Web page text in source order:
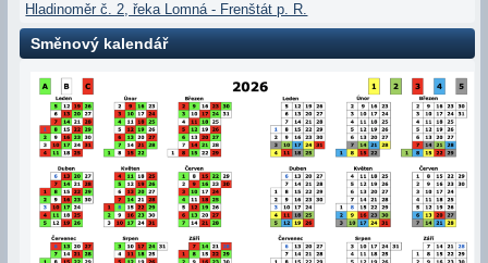
Hladinoměr č. 2, řeka Lomná - Frenštát p. R.
Směnový kalendář